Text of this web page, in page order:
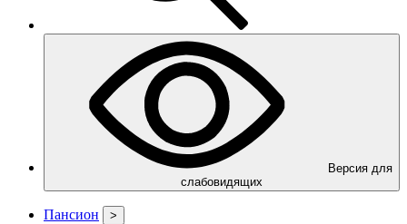
Версия для
слабовидящих
Пансион >